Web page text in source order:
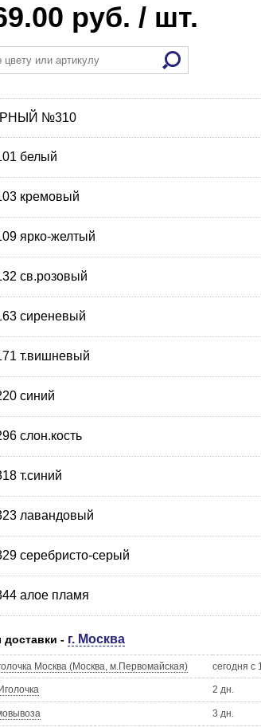
руб. / шт.
№310
белый
кремовый
ярко-желтый
св.розовый
сиреневый
т.вишневый
синий
слон.кость
т.синий
лавандовый
серебристо-серый
алое пламя
- г. Москва
Москва (Москва, м.Первомайская) сегодня с
2 дн.
3 дн.